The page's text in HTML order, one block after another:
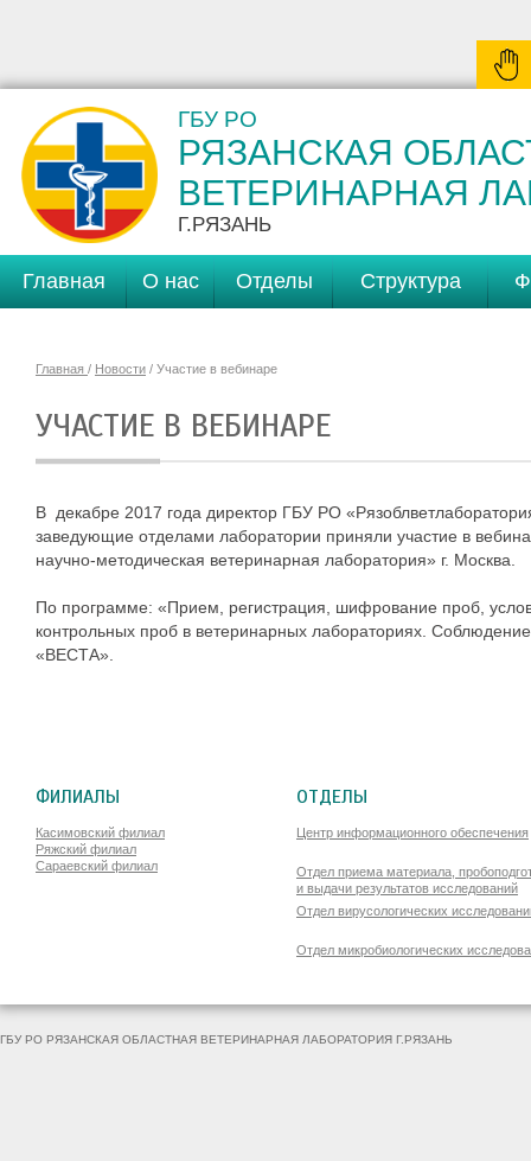
ГБУ РО
РЯЗАНСКАЯ
ВЕТЕРИНАРНАЯ
Г.РЯЗАНЬ
Главная О нас Отделы Структура
Главная / Новости / Участие в вебинаре
УЧАСТИЕ В ВЕБИНАРЕ
В декабре 2017 года директор ГБУ РО
заведующие отделами лаборатории приняли участие в
научно-методическая ветеринарная лаборатория» г. Москва.
По программе: «Прием, регистрация, шифрование проб,
контрольных проб в ветеринарных лабораториях.
«ВЕСТА».
ФИЛИАЛЫ
Касимовский филиал
Ряжский филиал
Сараевский филиал
ОТДЕЛЫ
Центр информационного обеспечения
Отдел приема материала,
и выдачи результатов исследований
Отдел вирусологических
Отдел микробиологических
ГБУ РО РЯЗАНСКАЯ ОБЛАСТНАЯ ВЕТЕРИНАРНАЯ ЛАБОРАТОРИЯ Г.РЯЗАНЬ